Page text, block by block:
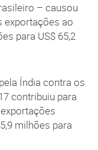
– causou
exportações ao
para US$ 65,2
Índia contra os
contribuiu para
milhões para